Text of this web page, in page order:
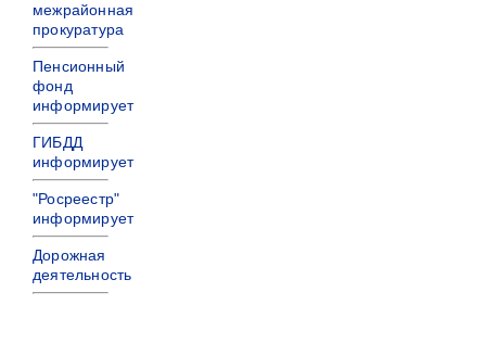
межрайонная
прокуратура
Пенсионный
фонд
информирует
ГИБДД
информирует
"Росреестр"
информирует
Дорожная
деятельность